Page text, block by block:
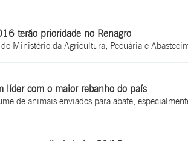
terão prioridade no Renagro
Ministério da Agricultura, Pecuária e
líder com o maior rebanho do país
de animais enviados para abate,